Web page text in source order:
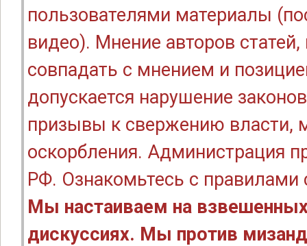
пользователями материалы
видео). Мнение авторов
совпадать с мнением и
допускается нарушение
призывы к свержению власти,
оскорбления. Администрация
РФ. Ознакомьтесь с правилами
Мы настаиваем на
дискуссиях. Мы против